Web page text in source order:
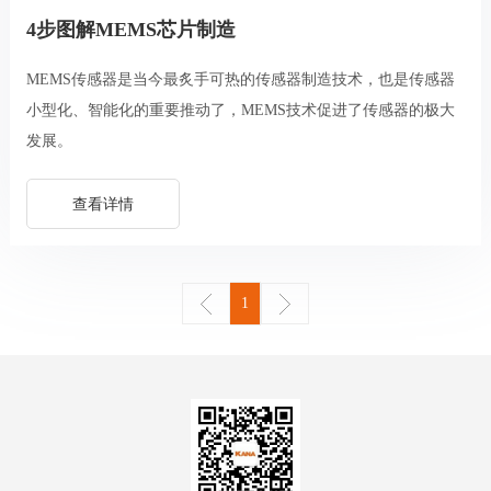
4步图解MEMS芯片制造
MEMS传感器是当今最炙手可热的传感器制造技术，也是传感器
小型化、智能化的重要推动了，MEMS技术促进了传感器的极大
发展。
查看详情
1